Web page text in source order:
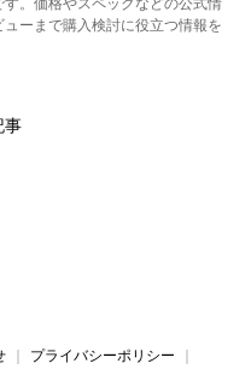
。価格やスペックなどの公式情
ーまで購入検討に役立つ情報を
事
プライバシーポリシー